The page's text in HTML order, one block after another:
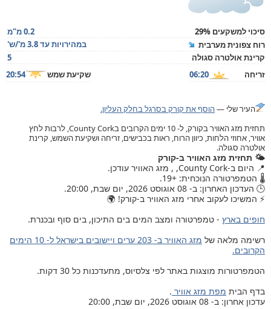
סיכוי למשקעים 29%
0.2 מ"מ
רוח צפונית מערבית
במהירויות עד 3.8 מ'/ש'
קרינת אולטרה סגולה
5
זריחה
06:20 שקיעת שמש 20:54
העיר שלי —הוסף את קורק בסרגל בחלק העליון.
תחזית מזג האוויר בקורק, ל- 10 ימים הקרובים בCounty Cork, לרבות לחץ
אוויר, אחוזי הלחות, כיוון הרוח, ראות בכבישים, זריחה ושקיעת השמש, קרינת
אולטרה סגולה.
🌤️ תחזית מזג האוויר ב-קורק
📍 היום ב-County Cork, , מזג האוויר עודכן.
🌡️ הטמפרטורה הנוכחית: +19.
🕒 העדכון האחרון: ב- 08 אוגוסט 2026, יום שבת, 20:00.
⚡ המשיכו לעקוב אחרי מזג האוויר ב-קורק! 🌍
חופים בארץ - טמפרטורה ומצב המים בים התיכון, בים סוף ובכנרת.
רשימה מלאה של
מזג האוויר ב- 203 ערים ויישובים בישראל ל- 10 הימים
הקרובים.
הטמפרטורות מוצגות באתר לפי צלסיוס, מתעדכנות כל 30 דקות.
בדף הבית מפת מזג אוויר .
עדכון אחרון: ב- 08 אוגוסט 2026, יום שבת, 20:00